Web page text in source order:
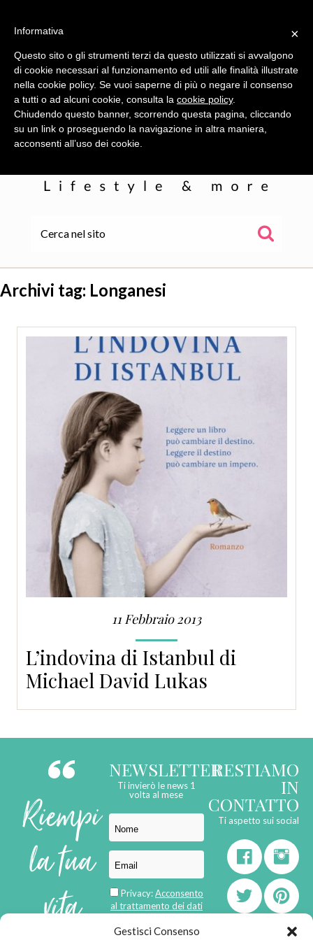
Gestisci Consenso
SERVIZI
COLLABORAZIONI
CONTATTI
Archivi tag: Longanesi
11 Febbraio 2013
L’indovina di Istanbul di
Michael David Lukas
Riempi
la tua
vita
NEWSLETTER
Ti invierò le news 1
volta al mese
Privacy:Acconsento
al trattamento dei dati
RESTIAMO
IN
CONTATTO
Ti aspetto sui social
×
Informativa
Questo sito o gli strumenti terzi da questo utilizzati si avvalgono
di cookie necessari al funzionamento ed utili alle finalità illustrate
nella cookie policy. Se vuoi saperne di più o negare il consenso
a tutti o ad alcuni cookie, consulta la cookie policy.
Chiudendo questo banner, scorrendo questa pagina, cliccando
su un link o proseguendo la navigazione in altra maniera,
acconsenti all’uso dei cookie.